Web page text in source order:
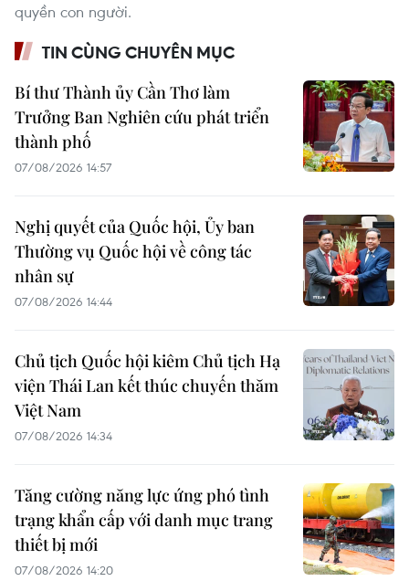
quyền con người.
TIN CÙNG CHUYÊN MỤC
Bí thư Thành ủy Cần Thơ làm
Trưởng Ban Nghiên cứu phát triển
thành phố
07/08/2026 14:57
Nghị quyết của Quốc hội, Ủy ban
Thường vụ Quốc hội về công tác
nhân sự
07/08/2026 14:44
Chủ tịch Quốc hội kiêm Chủ tịch Hạ
viện Thái Lan kết thúc chuyến thăm
Việt Nam
07/08/2026 14:34
Tăng cường năng lực ứng phó tình
trạng khẩn cấp với danh mục trang
thiết bị mới
07/08/2026 14:20